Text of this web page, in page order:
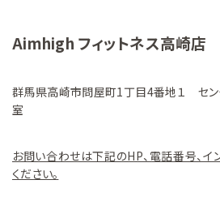
Aimhigh フィットネス高崎店
群馬県高崎市問屋町1丁目4番地１ セン
室
お問い合わせは下記のHP、電話番号、イ
ください。